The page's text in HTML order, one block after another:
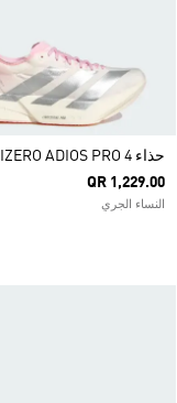
حذاء ADIZERO ADIOS PRO 4
QR 1,229.00
النساء الجري